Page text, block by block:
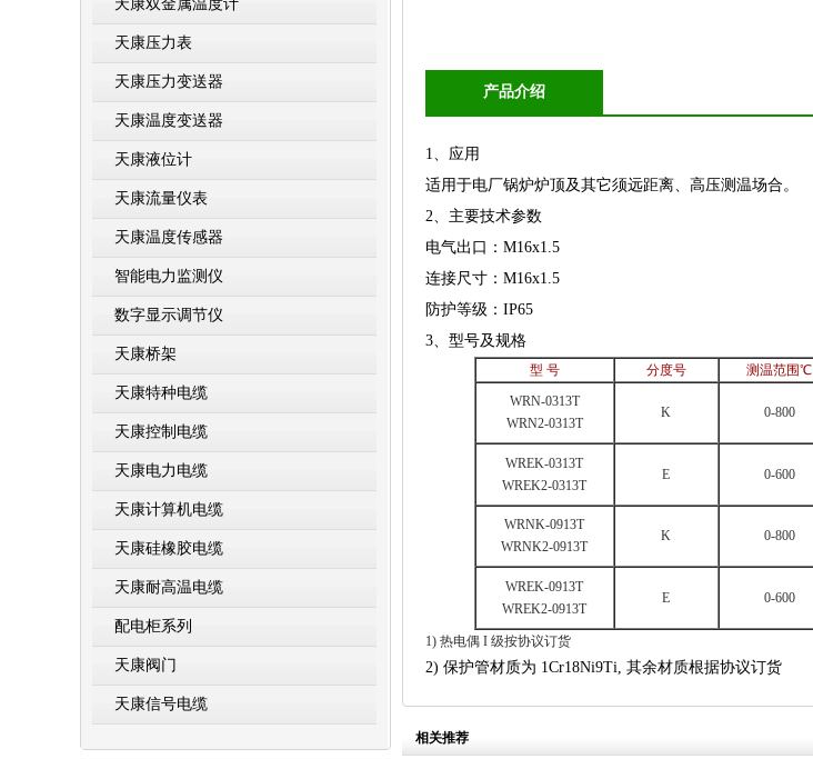
天康双金属温度计
天康压力表
天康压力变送器
天康温度变送器
天康液位计
天康流量仪表
天康温度传感器
智能电力监测仪
数字显示调节仪
天康桥架
天康特种电缆
天康控制电缆
天康电力电缆
天康计算机电缆
天康硅橡胶电缆
天康耐高温电缆
配电柜系列
天康阀门
天康信号电缆
产品介绍
1、应用
适用于电厂锅炉炉顶及其它须远距离、高压测温场合。
2、主要技术参数
电气出口：M16x1.5
连接尺寸：M16x1.5
防护等级：IP65
3、型号及规格
型 号 分度号 测温范围℃
WRN-0313T
WRN2-0313T
K 0-800
WREK-0313T
WREK2-0313T
E 0-600
WRNK-0913T
WRNK2-0913T
K 0-800
WREK-0913T
WREK2-0913T
E 0-600
1) 热电偶 I 级按协议订货
2) 保护管材质为 1Cr18Ni9Ti, 其余材质根据协议订货
相关推荐